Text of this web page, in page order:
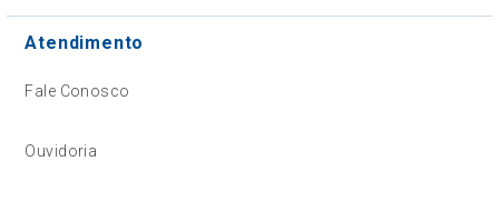
Atendimento
Fale Conosco
Ouvidoria